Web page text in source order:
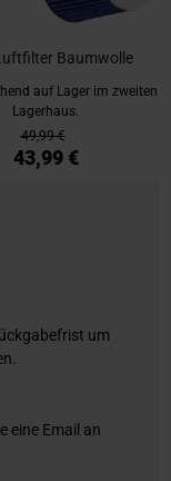
Baumwolle
auf Lager im zweiten
Lagerhaus.
49,99 €
43,99 €
um
eine Email an